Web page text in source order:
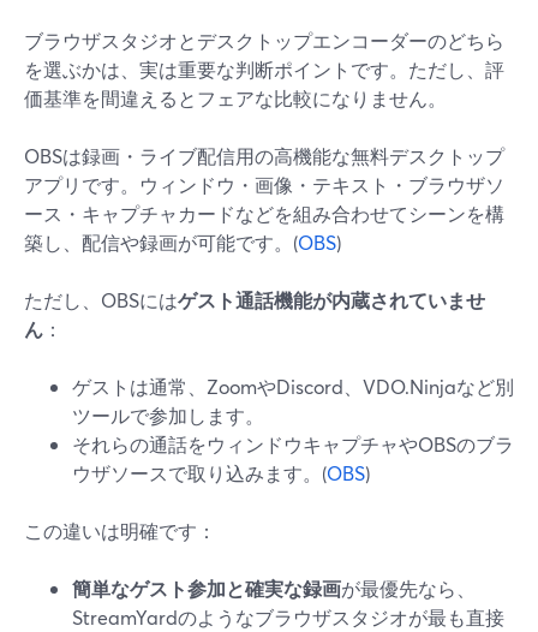
ブラウザスタジオとデスクトップエンコーダーのどちら
を選ぶかは、実は重要な判断ポイントです。ただし、評
価基準を間違えるとフェアな比較になりません。
OBSは録画・ライブ配信用の高機能な無料デスクトップ
アプリです。ウィンドウ・画像・テキスト・ブラウザソ
ース・キャプチャカードなどを組み合わせてシーンを構
築し、配信や録画が可能です。(OBS)
ただし、OBSにはゲスト通話機能が内蔵されていませ
ん ：
ゲストは通常、ZoomやDiscord、VDO.Ninjaなど別
ツールで参加します。
それらの通話をウィンドウキャプチャやOBSのブラ
ウザソースで取り込みます。(OBS)
この違いは明確です：
簡単なゲスト参加と確実な録画が最優先なら、
StreamYardのようなブラウザスタジオが最も直接